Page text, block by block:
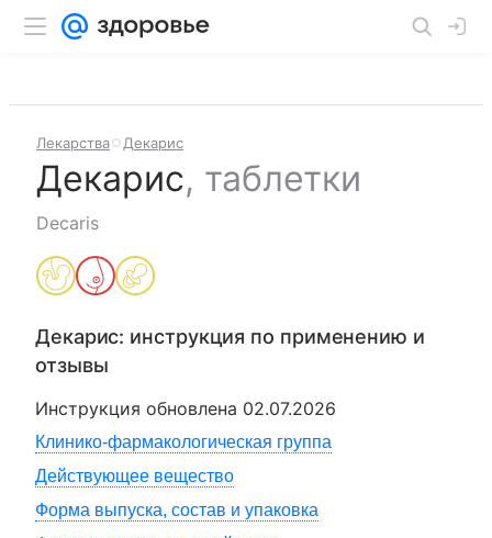
Лекарства Декарис
Декарис, таблетки
Decaris
Декарис: инструкция по применению и
отзывы
Инструкция обновлена 02.07.2026
Клинико-фармакологическая группа
Действующее вещество
Форма выпуска, состав и упаковка